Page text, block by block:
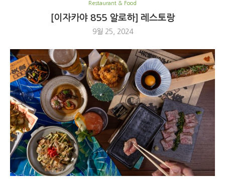
Restaurant & Food
[이자카야 855 알로하] 레스토랑
9월 25, 2024